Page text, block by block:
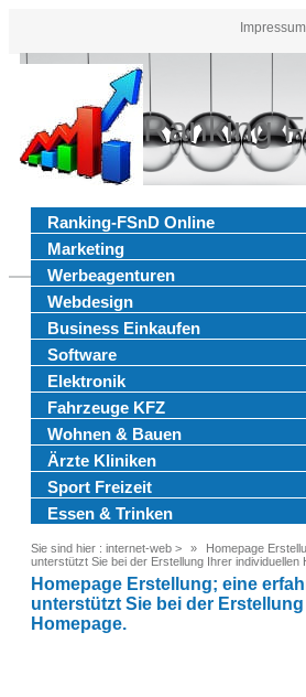
Impressum
Ranking
Ranking-FSnD Online
Marketing
Werbeagenturen
Webdesign
Business Einkaufen
Software
Elektronik
Fahrzeuge KFZ
Wohnen & Bauen
Ärzte Kliniken
Sport Freizeit
Essen & Trinken
Sie sind hier : internet-web >
Homepage
unterstützt Sie bei der Erstellung Ihrer individuellen
Homepage Erstellung; eine
unterstützt Sie bei der
Homepage.